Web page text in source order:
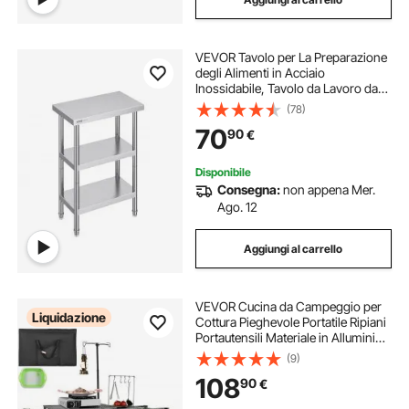
VEVOR Tavolo per La Preparazione
degli Alimenti in Acciaio
Inossidabile, Tavolo da Lavoro da
Cucina Commerciale 356 x 610 x
864 mm 2 Ripiani Inferiori
Regolabili, per Barbecue, Cucina,
Casa, Garage
(78)
7090€
Disponibile
Consegna:non appena Mer.
Ago. 12
Aggiungi al carrello
Liquidazione
VEVOR Cucina da Campeggio per
Cottura Pieghevole Portatile Ripiani
Portautensili Materiale in Alluminio
Ferro Dimensioni Estese 174 x 50 x
160 cm, Tavolo Pieghevole
Portaoggetti da Campeggio per
BBQ
(9)
10890€